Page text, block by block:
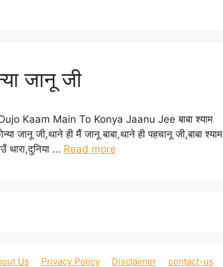
जानू जी
Dujo Kaam Main To Konya Jaanu Jee बाबा श्याम
जानू जी,थाने ही मैं जानू बाबा,थाने ही पहचानू जी,बाबा श्याम
थारा,दुनिया … Read more
Us Privacy Policy Disclaimer contact-us